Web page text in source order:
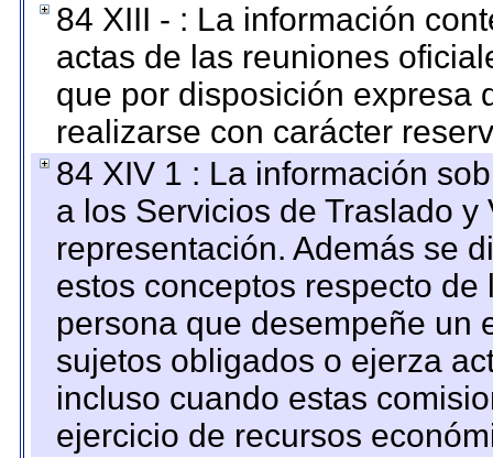
84 XIII - : La información
actas de las reuniones
que por disposición expresa
realizarse con carácter
84 XIV 1 : La información
a los Servicios de Traslado
representación. Además se
estos conceptos respecto
persona que desempeñe un
sujetos obligados o ejerza
incluso cuando estas
ejercicio de recursos